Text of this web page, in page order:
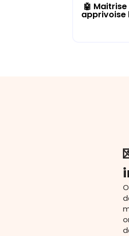
🤖
apprivoise